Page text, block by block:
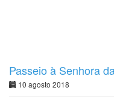
Passeio à Senhora
10 agosto 2018